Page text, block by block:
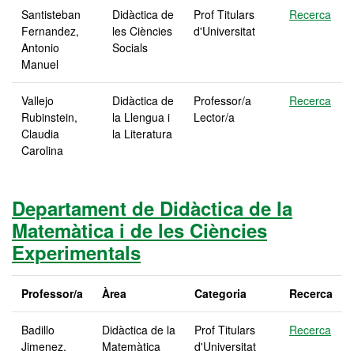
Santisteban
Fernandez,
Antonio
Manuel
Didàctica de
les Ciències
Socials
Prof Titulars
d'Universitat
Recerca
Vallejo
Rubinstein,
Claudia
Carolina
Didàctica de
la Llengua i
la Literatura
Professor/a
Lector/a
Recerca
Departament de Didàctica de la
Matemàtica i de les Ciències
Experimentals
Professor/a Àrea Categoria Recerca
Badillo
Jimenez,
Didàctica de la
Matemàtica
Prof Titulars
d'Universitat
Recerca